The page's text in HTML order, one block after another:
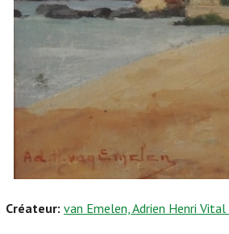
Créateur: van Emelen, Adrien Henri